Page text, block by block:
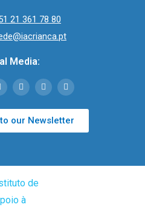
21 361 78 80
Media:
our Newsletter